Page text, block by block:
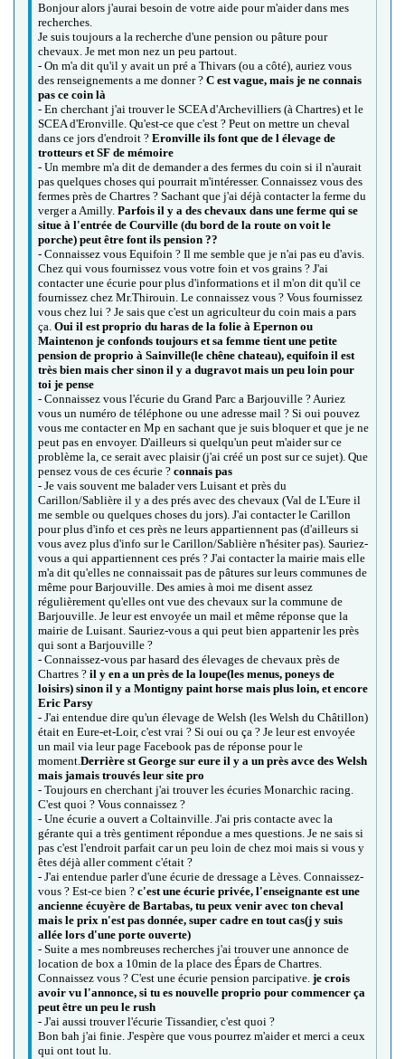
Bonjour alors j'aurai besoin de votre aide pour m'aider dans mes
recherches.
Je suis toujours a la recherche d'une pension ou pâture pour
chevaux. Je met mon nez un peu partout.
- On m'a dit qu'il y avait un pré a Thivars (ou a côté), auriez vous
des renseignements a me donner ?C est vague, mais je ne connais
pas ce coin là
- En cherchant j'ai trouver le SCEA d'Archevilliers (à Chartres) et le
SCEA d'Eronville. Qu'est-ce que c'est ? Peut on mettre un cheval
dans ce jors d'endroit ?Eronville ils font que de l élevage de
trotteurs et SF de mémoire
- Un membre m'a dit de demander a des fermes du coin si il n'aurait
pas quelques choses qui pourrait m'intéresser. Connaissez vous des
fermes près de Chartres ? Sachant que j'ai déjà contacter la ferme du
verger a Amilly.Parfois il y a des chevaux dans une ferme qui se
situe à l'entrée de Courville (du bord de la route on voit le
porche) peut être font ils pension ??
- Connaissez vous Equifoin ? Il me semble que je n'ai pas eu d'avis.
Chez qui vous fournissez vous votre foin et vos grains ? J'ai
contacter une écurie pour plus d'informations et il m'on dit qu'il ce
fournissez chez Mr.Thirouin. Le connaissez vous ? Vous fournissez
vous chez lui ? Je sais que c'est un agriculteur du coin mais a pars
ça.Oui il est proprio du haras de la folie à Epernon ou
Maintenon je confonds toujours et sa femme tient une petite
pension de proprio à Sainville(le chêne chateau), equifoin il est
très bien mais cher sinon il y a dugravot mais un peu loin pour
toi je pense
- Connaissez vous l'écurie du Grand Parc a Barjouville ? Auriez
vous un numéro de téléphone ou une adresse mail ? Si oui pouvez
vous me contacter en Mp en sachant que je suis bloquer et que je ne
peut pas en envoyer. D'ailleurs si quelqu'un peut m'aider sur ce
problème la, ce serait avec plaisir (j'ai créé un post sur ce sujet). Que
pensez vous de ces écurie ?connais pas
- Je vais souvent me balader vers Luisant et près du
Carillon/Sablière il y a des prés avec des chevaux (Val de L'Eure il
me semble ou quelques choses du jors). J'ai contacter le Carillon
pour plus d'info et ces près ne leurs appartiennent pas (d'ailleurs si
vous avez plus d'info sur le Carillon/Sablière n'hésiter pas). Sauriez-
vous a qui appartiennent ces prés ? J'ai contacter la mairie mais elle
m'a dit qu'elles ne connaissait pas de pâtures sur leurs communes de
même pour Barjouville. Des amies à moi me disent assez
régulièrement qu'elles ont vue des chevaux sur la commune de
Barjouville. Je leur est envoyée un mail et même réponse que la
mairie de Luisant. Sauriez-vous a qui peut bien appartenir les près
qui sont a Barjouville ?
- Connaissez-vous par hasard des élevages de chevaux près de
Chartres ?il y en a un près de la loupe(les menus, poneys de
loisirs) sinon il y a Montigny paint horse mais plus loin, et encore
Eric Parsy
- J'ai entendue dire qu'un élevage de Welsh (les Welsh du Châtillon)
était en Eure-et-Loir, c'est vrai ? Si oui ou ça ? Je leur est envoyée
un mail via leur page Facebook pas de réponse pour le
moment.Derrière st George sur eure il y a un près avce des Welsh
mais jamais trouvés leur site pro
- Toujours en cherchant j'ai trouver les écuries Monarchic racing.
C'est quoi ? Vous connaissez ?
- Une écurie a ouvert a Coltainville. J'ai pris contacte avec la
gérante qui a très gentiment répondue a mes questions. Je ne sais si
pas c'est l'endroit parfait car un peu loin de chez moi mais si vous y
êtes déjà aller comment c'était ?
- J'ai entendue parler d'une écurie de dressage a Lèves. Connaissez-
vous ? Est-ce bien ?c'est une écurie privée, l'enseignante est une
ancienne écuyère de Bartabas, tu peux venir avec ton cheval
mais le prix n'est pas donnée, super cadre en tout cas(j y suis
allée lors d'une porte ouverte)
- Suite a mes nombreuses recherches j'ai trouver une annonce de
location de box a 10min de la place des Épars de Chartres.
Connaissez vous ? C'est une écurie pension parcipative.je crois
avoir vu l'annonce, si tu es nouvelle proprio pour commencer ça
peut être un peu le rush
- J'ai aussi trouver l'écurie Tissandier, c'est quoi ?
Bon bah j'ai finie. J'espère que vous pourrez m'aider et merci a ceux
qui ont tout lu.